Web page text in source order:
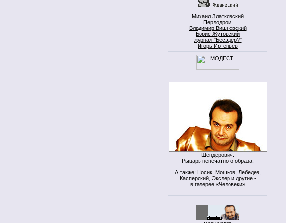
Михаил Златковский
Перлодром
Владимир Вишневский
Борис Жутовский
журнал "Бесэдер?"
Игорь Иртеньев
Шендерович.
Рыцарь непечатного образа.
А также: Носик, Мошков, Лебедев,
Касперский, Экслер и другие -
в галерее «Человеки»